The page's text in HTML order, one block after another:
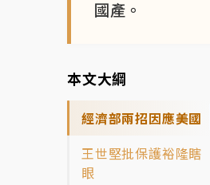
國產。
本文大綱
經濟部兩招因應美國
王世堅批保護裕隆瞎
眼